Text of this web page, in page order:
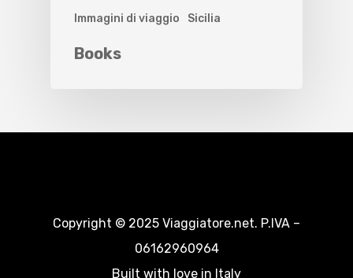
Immagini di viaggio Sicilia
Books
Copyright © 2025 Viaggiatore.net. P.IVA –
06162960964
Built with love in Italy